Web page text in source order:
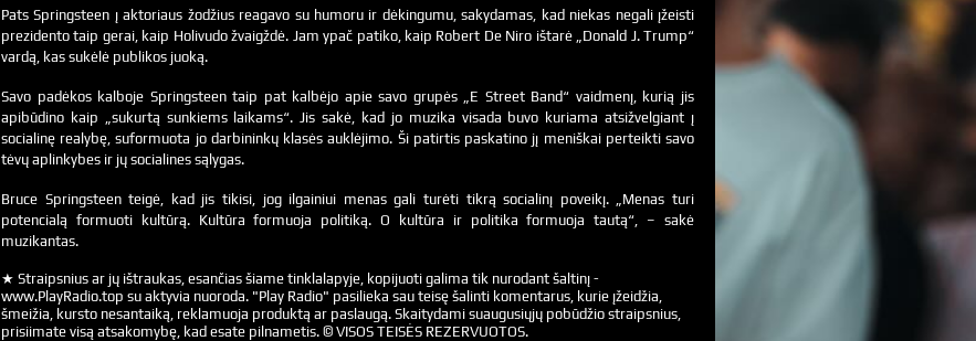
Pats Springsteen į aktoriaus žodžius reagavo su humoru ir dėkingumu, sakydamas, kad niekas negali įžeisti
prezidento taip gerai, kaip Holivudo žvaigždė. Jam ypač patiko, kaip Robert De Niro ištarė „Donald J. Trump“
vardą, kas sukėlė publikos juoką.
Savo padėkos kalboje Springsteen taip pat kalbėjo apie savo grupės „E Street Band“ vaidmenį, kurią jis
apibūdino kaip „sukurtą sunkiems laikams“. Jis sakė, kad jo muzika visada buvo kuriama atsižvelgiant į
socialinę realybę, suformuota jo darbininkų klasės auklėjimo. Ši patirtis paskatino jį meniškai perteikti savo
tėvų aplinkybes ir jų socialines sąlygas.
Bruce Springsteen teigė, kad jis tikisi, jog ilgainiui menas gali turėti tikrą socialinį poveikį. „Menas turi
potencialą formuoti kultūrą. Kultūra formuoja politiką. O kultūra ir politika formuoja tautą“, – sakė
muzikantas.
★ Straipsnius ar jų ištraukas, esančias šiame tinklalapyje, kopijuoti galima tik nurodant šaltinį -
www.PlayRadio.top su aktyvia nuoroda. "Play Radio" pasilieka sau teisę šalinti komentarus, kurie įžeidžia,
šmeižia, kursto nesantaiką, reklamuoja produktą ar paslaugą. Skaitydami suaugusiųjų pobūdžio straipsnius,
prisiimate visą atsakomybę, kad esate pilnametis. © VISOS TEISĖS REZERVUOTOS.